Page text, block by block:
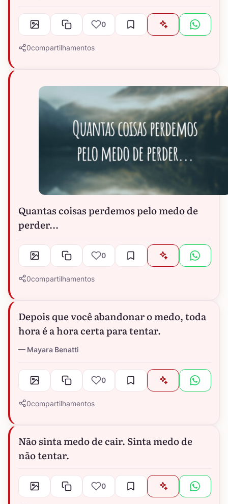
0
0compartilhamentos
Quantas coisas perdemos pelo medo de
perder...
0
0compartilhamentos
Depois que você abandonar o medo, toda
hora é a hora certa para tentar.
Mayara Benatti
0
0compartilhamentos
Não sinta medo de cair. Sinta medo de
não tentar.
0